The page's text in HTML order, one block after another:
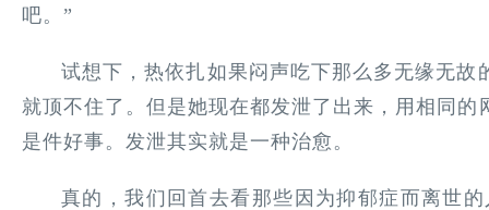
吧。”
试想下，热依扎如果闷声吃下那么多无缘无
就顶不住了。但是她现在都发泄了出来，用相同
是件好事。发泄其实就是一种治愈。
真的，我们回首去看那些因为抑郁症而离世